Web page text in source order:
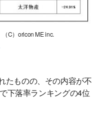
C）oricon ME inc.
たものの、その内容が不
下落率ランキングの4位